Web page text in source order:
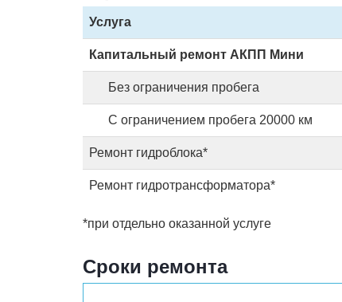
Услуга
Капитальный ремонт АКПП Мини
Без ограничения пробега
С ограничением пробега 20000 км
Ремонт гидроблока*
Ремонт гидротрансформатора*
*при отдельно оказанной услуге
Сроки ремонта